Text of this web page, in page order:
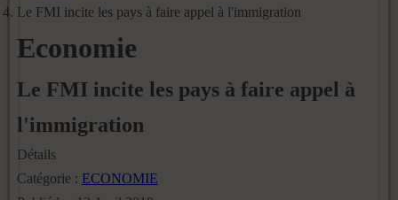
Le FMI incite les pays à faire appel à l'immigration
Economie
Le FMI incite les pays à faire appel à
l'immigration
Détails
Catégorie : ECONOMIE